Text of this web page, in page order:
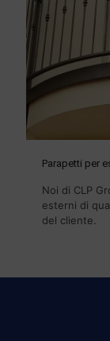
Parapetti per
Noi di CLP
esterni di
del cliente.